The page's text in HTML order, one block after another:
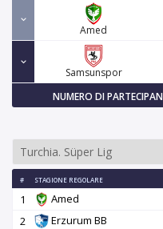
Amed
Samsunspor
NUMERO DI
# STAGIONE REGOLARE
1 Amed
2
Erzurum BB